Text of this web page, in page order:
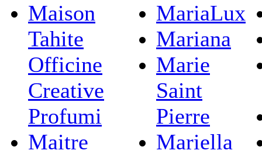
Maison
Tahite
Officine
Creative
Profumi
Maitre
MariaLux
Mariana
Marie
Saint
Pierre
Mariella